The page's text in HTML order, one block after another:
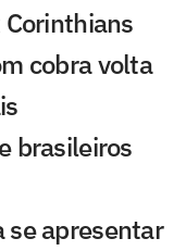
cobra volta
brasileiros
se apresentar